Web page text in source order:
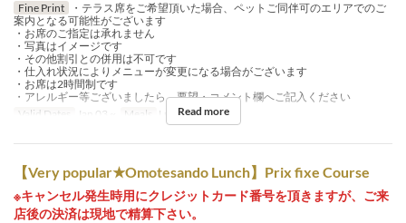
Fine Print
・テラス席をご希望頂いた場合、ペットご同伴可のエリアでのご
案内となる可能性がございます
・お席のご指定は承れません
・写真はイメージです
・その他割引との併用は不可です
・仕入れ状況によりメニューが変更になる場合がございます
・お席は2時間制です
・アレルギー等ございましたら、要望・コメント欄へご記入ください
Valid Dates
Jan 03 ~ Meals Lunch, Tea
Read more
【Very popular★Omotesando Lunch】Prix fixe Course
※キャンセル発生時用にクレジットカード番号を頂きますが、ご来
店後の決済は現地で精算下さい。